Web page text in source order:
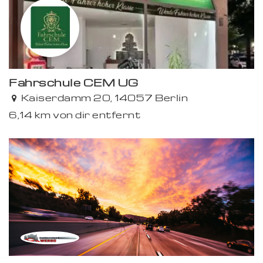
Fahrschule CEM UG
Kaiserdamm 20, 14057 Berlin
6,14 km von dir entfernt